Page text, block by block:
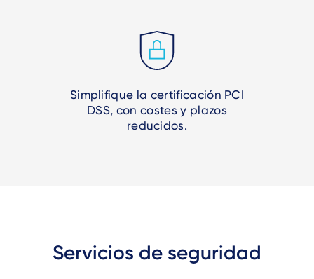
Simplifique la certificación PCI
DSS, con costes y plazos
reducidos.
Servicios de seguridad